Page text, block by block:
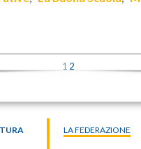
1 2
LA FEDERAZIONE